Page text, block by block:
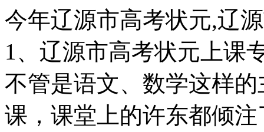
今年辽源市高考状元,辽
1、辽源市高考状元上
不管是语文、数学这样
课，课堂上的许东都倾